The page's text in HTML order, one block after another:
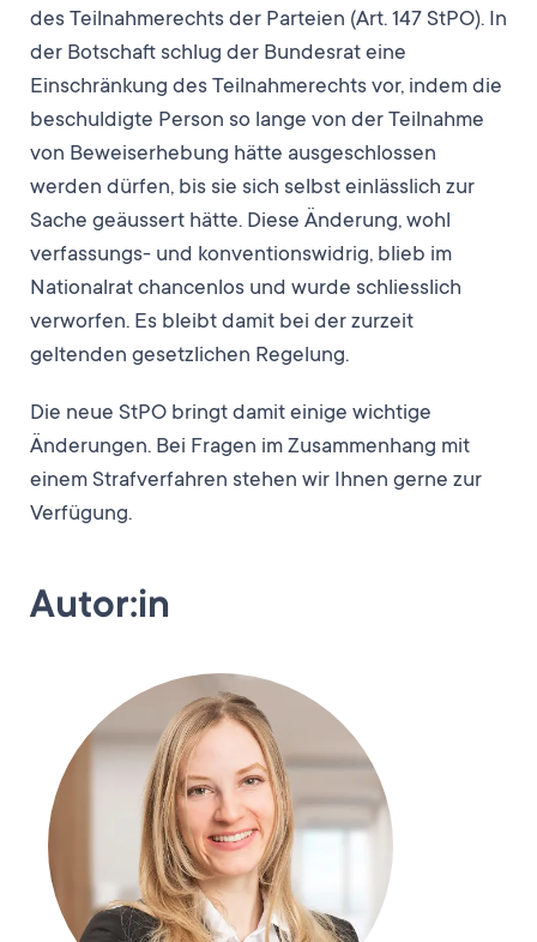
des Teilnahmerechts der Parteien (Art. 147 StPO). In
der Botschaft schlug der Bundesrat eine
Einschränkung des Teilnahmerechts vor, indem die
beschuldigte Person so lange von der Teilnahme
von Beweiserhebung hätte ausgeschlossen
werden dürfen, bis sie sich selbst einlässlich zur
Sache geäussert hätte. Diese Änderung, wohl
verfassungs- und konventionswidrig, blieb im
Nationalrat chancenlos und wurde schliesslich
verworfen. Es bleibt damit bei der zurzeit
geltenden gesetzlichen Regelung.
Die neue StPO bringt damit einige wichtige
Änderungen. Bei Fragen im Zusammenhang mit
einem Strafverfahren stehen wir Ihnen gerne zur
Verfügung.
Autor:in